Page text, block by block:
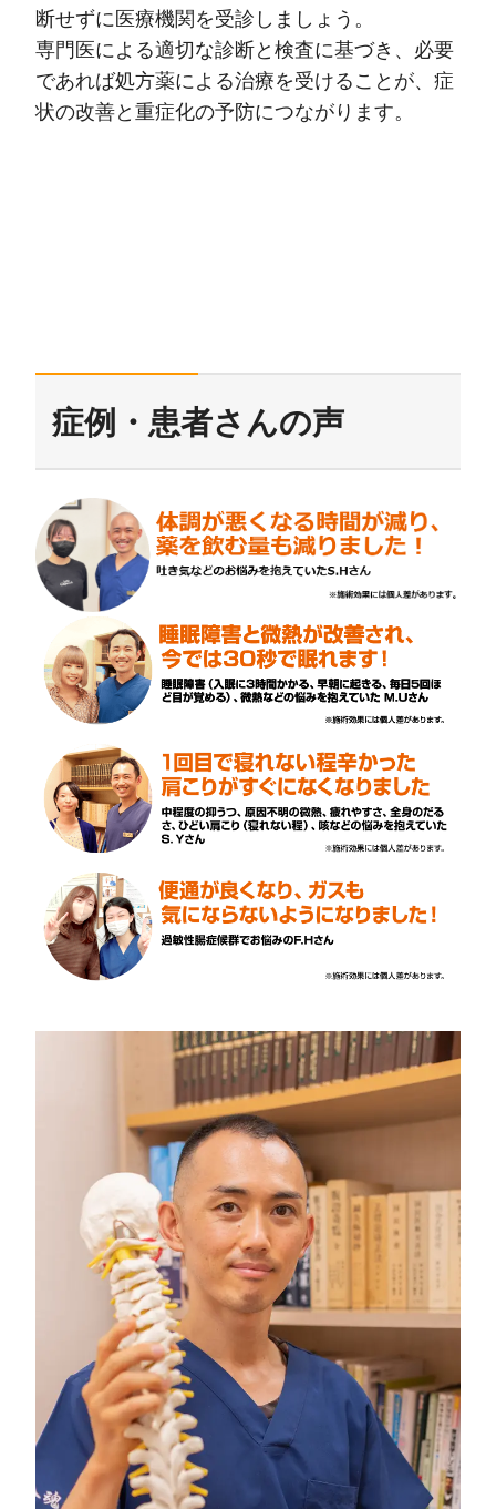
断せずに医療機関を受診しましょう。
専門医による適切な診断と検査に基づき、必要
であれば処方薬による治療を受けることが、症
状の改善と重症化の予防につながります。
症例・患者さんの声